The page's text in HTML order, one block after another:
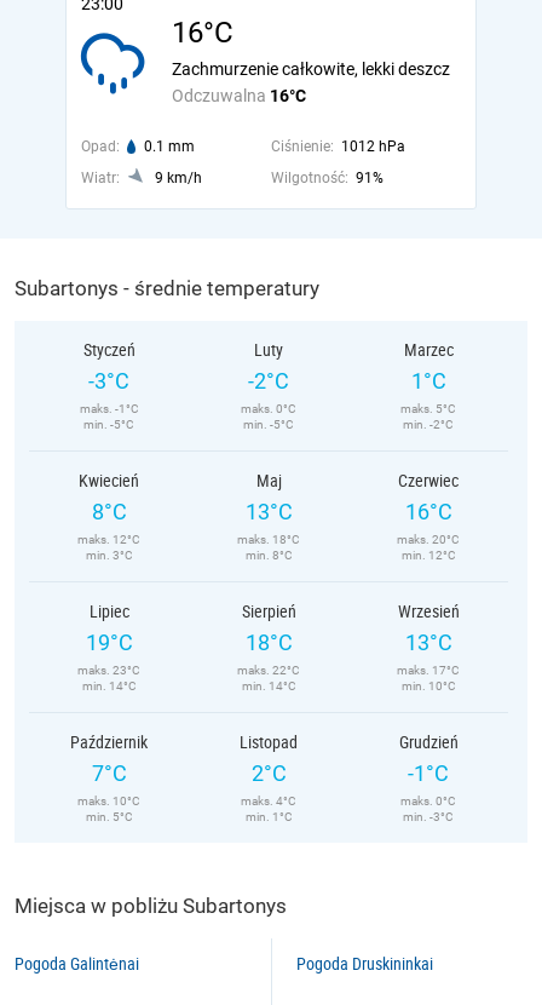
16°C
Odczuwalna 16°C
Zachmurzenie całkowite, lekki deszcz
Opad: 0.1 mm Ciśnienie: 1012 hPa
Wiatr:
9 km/h Wilgotność: 91%
Subartonys - średnie temperatury
Styczeń
-3°C
maks. -1°C
min. -5°C
Luty
-2°C
maks. 0°C
min. -5°C
Marzec
1°C
maks. 5°C
min. -2°C
Kwiecień
8°C
maks. 12°C
min. 3°C
Maj
13°C
maks. 18°C
min. 8°C
Czerwiec
16°C
maks. 20°C
min. 12°C
Lipiec
19°C
maks. 23°C
min. 14°C
Sierpień
18°C
maks. 22°C
min. 14°C
Wrzesień
13°C
maks. 17°C
min. 10°C
Październik
7°C
maks. 10°C
min. 5°C
Listopad
2°C
maks. 4°C
min. 1°C
Grudzień
-1°C
maks. 0°C
min. -3°C
Miejsca w pobliżu Subartonys
Pogoda Galintėnai Pogoda Druskininkai